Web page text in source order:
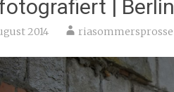
| Berlin
2014 riasommersprosse